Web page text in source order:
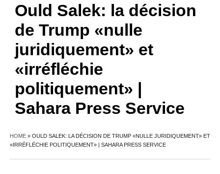
Ould Salek: la décision
de Trump «nulle
juridiquement» et
«irréfléchie
politiquement» |
Sahara Press Service
HOME » OULD SALEK: LA DÉCISION DE TRUMP «NULLE JURIDIQUEMENT» ET
«IRRÉFLÉCHIE POLITIQUEMENT» | SAHARA PRESS SERVICE